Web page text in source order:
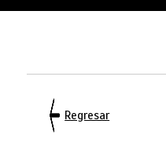
Regresar